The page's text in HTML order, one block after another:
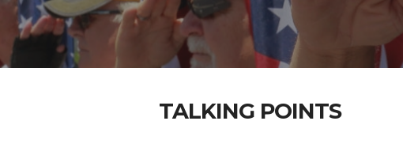
TALKING POINTS